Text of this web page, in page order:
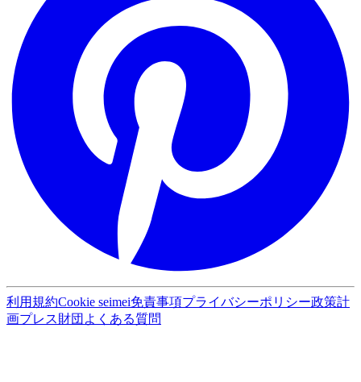
利用規約Cookie seimei免責事項プライバシーポリシー政策計
画プレス財団 よくある質問